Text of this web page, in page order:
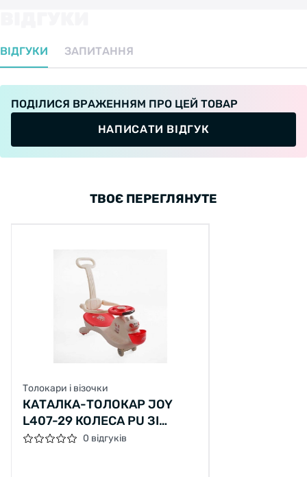
ВІДГУКИ ЗАПИТАННЯ
ПОДІЛИСЯ ВРАЖЕННЯМ ПРО ЦЕЙ ТОВАР
НАПИСАТИ ВІДГУК
ТВОЄ ПЕРЕГЛЯНУТЕ
Толокари і візочки
КАТАЛКА-ТОЛОКАР JOY
L407-29 КОЛЕСА PU ЗІ
СВІТЛОМ, МУЗИКА ТА
0 відгуків